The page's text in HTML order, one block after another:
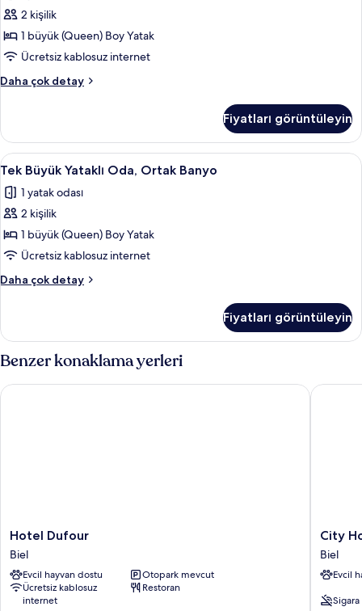
Oda,
Özel
Banyo
için
tüm
görün
2 kişilik
1 büyük (Queen) Boy Yatak
Ücretsiz kablosuz internet
Daha çok detay
Tek
Özel
Banyo
hakkında
fazla
detay
Fiyatları görüntüleyin
Tek
Büyük
Yataklı
Oda,
Ortak
Banyo
için
tüm
görün
Ücretsiz kablosuz İnternet, çarşaf
2
Tek Büyük Yataklı Oda, Ortak Banyo
1 yatak odası
2 kişilik
1 büyük (Queen) Boy Yatak
Ücretsiz kablosuz internet
Daha çok detay
Tek
Ortak
Banyo
hakkında
daha
fazla
Fiyatları görüntüleyin
Benzer konaklama yerleri
Hotel
Dufour
Biel
Hotel Dufour
Biel
Evcil hayvan dostu
Otopark mevcut
Ücretsiz kablosuz
internet
Restoran
Hotel Dufour
City
Hotel
Biel
Bienne
Biel
City
Biel
Evcil
City